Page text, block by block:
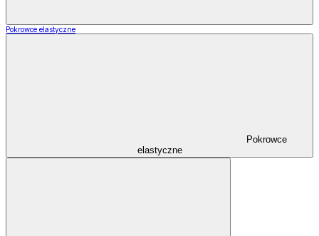
Pokrowce elastyczne
Pokrowce
elastyczne